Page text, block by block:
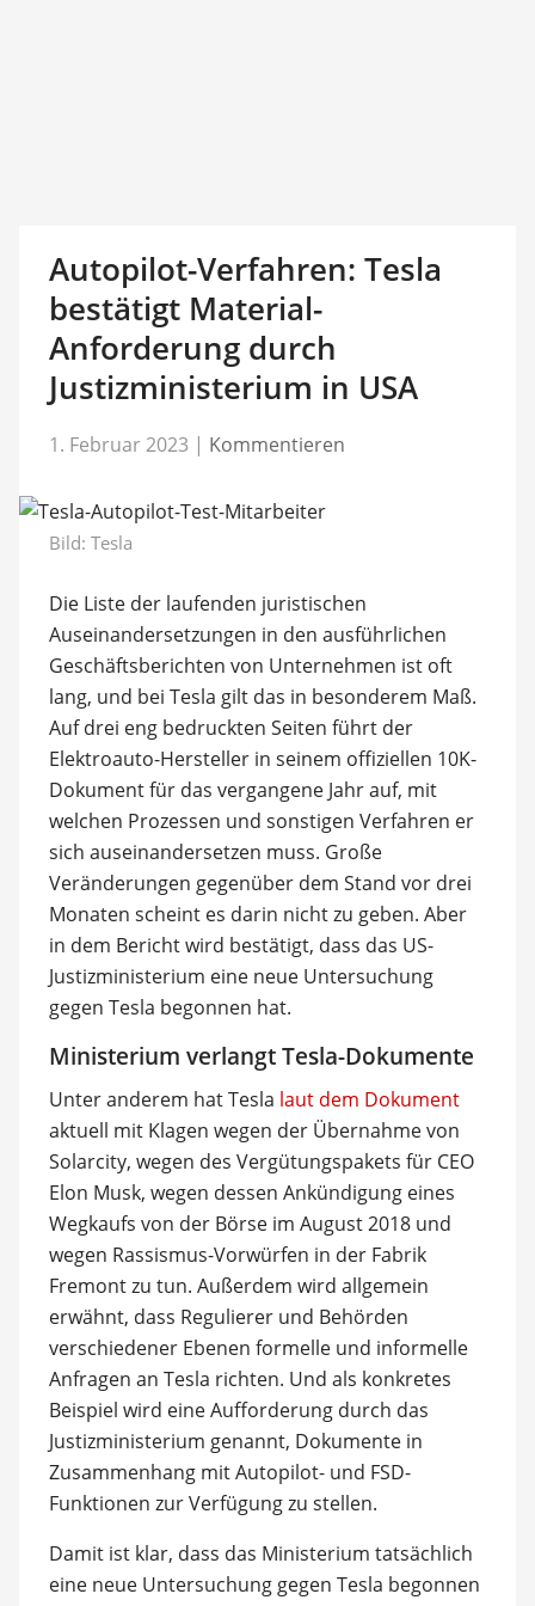
Autopilot-Verfahren: Tesla
bestätigt Material-
Anforderung durch
Justizministerium in USA
1. Februar 2023 | Kommentieren
Bild: Tesla
Die Liste der laufenden juristischen
Auseinandersetzungen in den ausführlichen
Geschäftsberichten von Unternehmen ist oft
lang, und bei Tesla gilt das in besonderem Maß.
Auf drei eng bedruckten Seiten führt der
Elektroauto-Hersteller in seinem offiziellen 10K-
Dokument für das vergangene Jahr auf, mit
welchen Prozessen und sonstigen Verfahren er
sich auseinandersetzen muss. Große
Veränderungen gegenüber dem Stand vor drei
Monaten scheint es darin nicht zu geben. Aber
in dem Bericht wird bestätigt, dass das US-
Justizministerium eine neue Untersuchung
gegen Tesla begonnen hat.
Ministerium verlangt Tesla-Dokumente
Unter anderem hat Tesla laut dem Dokument
aktuell mit Klagen wegen der Übernahme von
Solarcity, wegen des Vergütungspakets für CEO
Elon Musk, wegen dessen Ankündigung eines
Wegkaufs von der Börse im August 2018 und
wegen Rassismus-Vorwürfen in der Fabrik
Fremont zu tun. Außerdem wird allgemein
erwähnt, dass Regulierer und Behörden
verschiedener Ebenen formelle und informelle
Anfragen an Tesla richten. Und als konkretes
Beispiel wird eine Aufforderung durch das
Justizministerium genannt, Dokumente in
Zusammenhang mit Autopilot- und FSD-
Funktionen zur Verfügung zu stellen.
Damit ist klar, dass das Ministerium tatsächlich
eine neue Untersuchung gegen Tesla begonnen